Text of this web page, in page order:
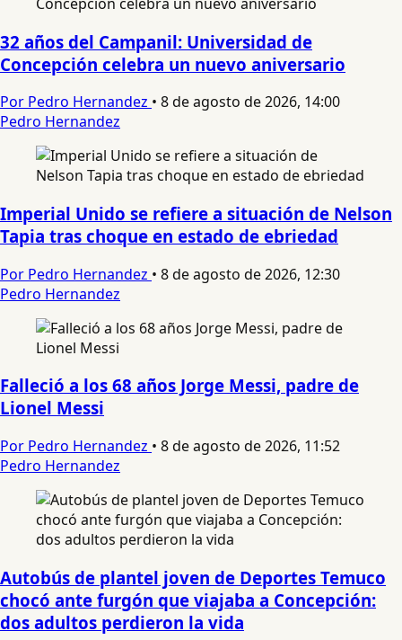
32 años del Campanil: Universidad de
Concepción celebra un nuevo aniversario
Por Pedro Hernandez • 8 de agosto de 2026, 14:00
Pedro Hernandez
Imperial Unido se refiere a situación de Nelson
Tapia tras choque en estado de ebriedad
Por Pedro Hernandez • 8 de agosto de 2026, 12:30
Pedro Hernandez
Falleció a los 68 años Jorge Messi, padre de
Lionel Messi
Por Pedro Hernandez • 8 de agosto de 2026, 11:52
Pedro Hernandez
Autobús de plantel joven de Deportes Temuco
chocó ante furgón que viajaba a Concepción:
dos adultos perdieron la vida